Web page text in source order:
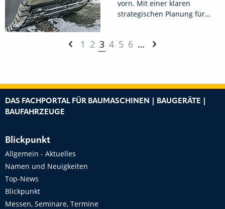
vorn. Mit einer klaren
strategischen Planung für…
1 2 3 4 5 6 …
DAS FACHPORTAL FÜR BAUMASCHINEN | BAUGERÄTE |
BAUFAHRZEUGE
Blickpunkt
Allgemein - Aktuelles
Namen und Neuigkeiten
Top-News
Blickpunkt
Messen, Seminare, Termine